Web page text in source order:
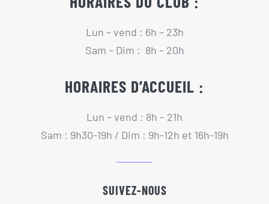
Pré-inscription/boutique
Lun – vend : 6h – 23h
Sam – Dim : 8h – 20h
HORAIRES D’ACCUEIL :
Lun – vend : 8h – 21h
Sam : 9h30-19h / Dim : 9h-12h et 16h-19h
SUIVEZ-NOUS